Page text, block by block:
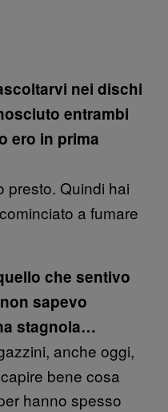
nei dischi
entrambi
ero in prima
presto. Quindi hai
a fumare
che sentivo
sapevo
stagnola…
anche oggi,
bene cosa
hanno spesso